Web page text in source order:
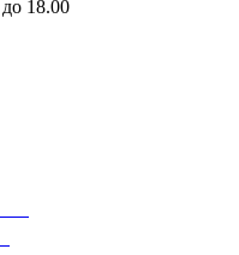
18.00